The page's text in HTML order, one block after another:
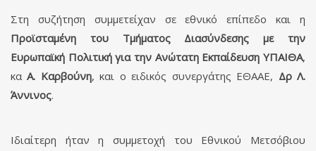
Στη συζήτηση συμμετείχαν σε εθνικό επίπεδο και η
Προϊσταμένη του Τμήματος Διασύνδεσης με την
Ευρωπαϊκή Πολιτική για την Ανώτατη Εκπαίδευση ΥΠΑΙΘΑ,
καΑ. Καρβούνη, και ο ειδικός συνεργάτης ΕΘΑΑΕ, Δρ Λ.
Άννινος.
Ιδιαίτερη ήταν η συμμετοχή του Εθνικού Μετσόβιου